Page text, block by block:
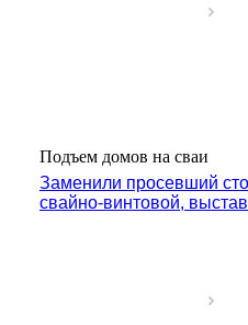
Подъем домов на сваи
Заменили просевший
свайно-винтовой,